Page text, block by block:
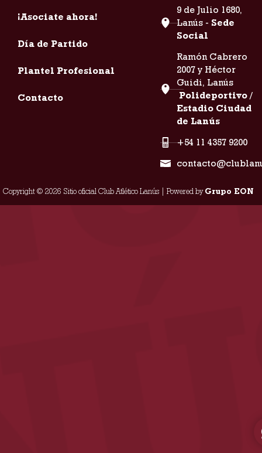
¡Asociate ahora!
Día de Partido
Plantel Profesional
Contacto
9 de Julio 1680,
Lanús - Sede
Social
Ramón Cabrero
2007 y Héctor
Guidi, Lanús
Polideportivo /
Estadio Ciudad
de Lanús
+54 11 4357 9200
Copyright © 2026 Sitio oficial Club Atlético Lanús | Powered byGrupo EON